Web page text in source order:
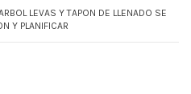
LEVAS Y TAPON DE LLENADO SE
Y PLANIFICAR